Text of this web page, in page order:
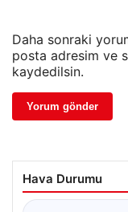
Daha sonraki
posta adresim ve
kaydedilsin.
Hava Durumu